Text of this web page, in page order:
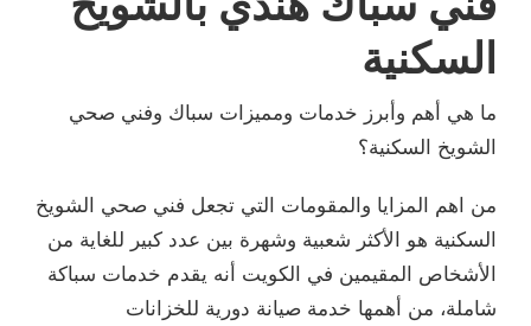
السكنية
ما هي أهم وأبرز خدمات ومميزات سباك وفني صحي
الشويخ السكنية؟
من اهم المزايا والمقومات التي تجعل فني صحي الشويخ
السكنية هو الأكثر شعبية وشهرة بين عدد كبير للغاية من
الأشخاص المقيمين في الكويت أنه يقدم خدمات سباكة
شاملة، من أهمها خدمة صيانة دورية للخزانات